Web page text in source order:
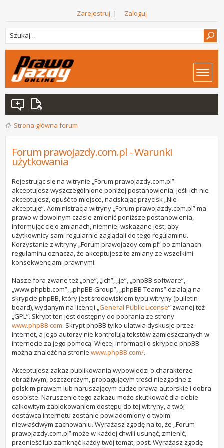
Zarejestruj | Zaloguj
Strona główna forum
Forum prawojazdy.com.pl - Warunki
użytkowania
Rejestrując się na witrynie „Forum prawojazdy.com.pl”
akceptujesz wyszczególnione poniżej postanowienia. Jeśli ich nie
akceptujesz, opuść to miejsce, naciskając przycisk „Nie
akceptuję”. Administracja witryny „Forum prawojazdy.com.pl” ma
prawo w dowolnym czasie zmienić poniższe postanowienia,
informując cię o zmianach, niemniej wskazane jest, aby
użytkownicy sami regularnie zaglądali do tego regulaminu.
Korzystanie z witryny „Forum prawojazdy.com.pl” po zmianach
regulaminu oznacza, że akceptujesz te zmiany ze wszelkimi
konsekwencjami prawnymi.
Nasze fora zwane też „one”, „ich”, „je”, „phpBB software”,
„www.phpbb.com”, „phpBB Group”, „phpBB Teams” działają na
skrypcie phpBB, który jest środowiskiem typu witryny (bulletin
board), wydanym na licencji „General Public License” zwanej też
„GPL”. Skrypt ten jest dostępny do pobrania ze strony
www.phpBB.com. Skrypt phpBB tylko ułatwia dyskusje przez
internet, a jego autorzy nie kontrolują tekstów zamieszczanych w
internecie za jego pomocą. Więcej informacji o skrypcie phpBB
można znaleźć na stroniewww.phpBB.com/.
Akceptujesz zakaz publikowania wypowiedzi o charakterze
obraźliwym, oszczerczym, propagującym treści niezgodne z
polskim prawem lub naruszającym cudze prawa autorskie i dobra
osobiste. Naruszenie tego zakazu może skutkować dla ciebie
całkowitym zablokowaniem dostępu do tej witryny, a twój
dostawca internetu zostanie powiadomiony o twoim
niewłaściwym zachowaniu. Wyrażasz zgodę na to, że „Forum
prawojazdy.com.pl” może w każdej chwili usunąć, zmienić,
przenieść lub zamknąć każdy twój temat, post. Wyrażasz zgodę